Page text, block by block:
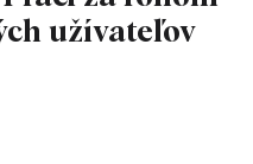
užívateľov